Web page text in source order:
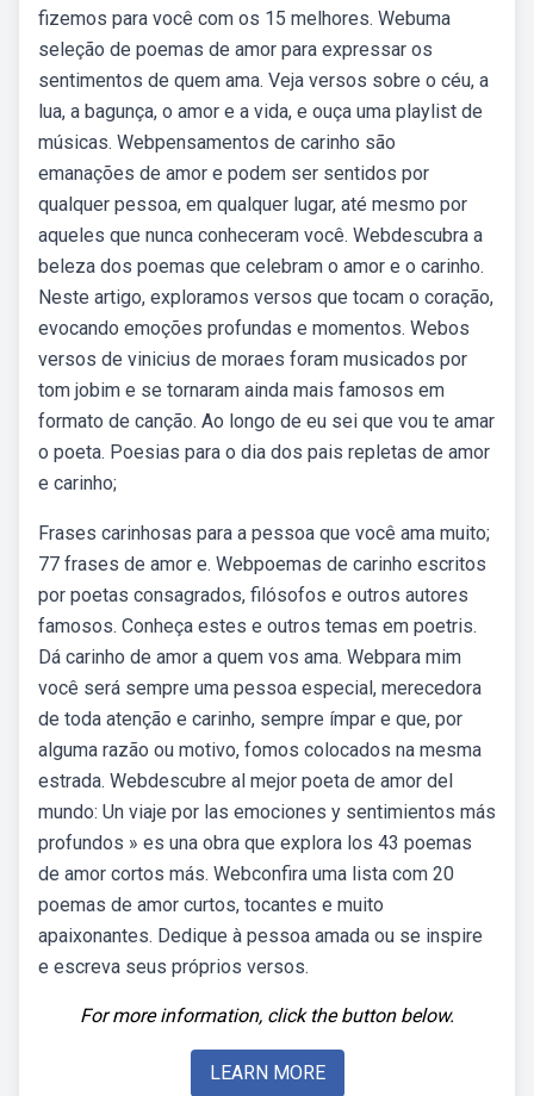
fizemos para você com os 15 melhores. Webuma
seleção de poemas de amor para expressar os
sentimentos de quem ama. Veja versos sobre o céu, a
lua, a bagunça, o amor e a vida, e ouça uma playlist de
músicas. Webpensamentos de carinho são
emanações de amor e podem ser sentidos por
qualquer pessoa, em qualquer lugar, até mesmo por
aqueles que nunca conheceram você. Webdescubra a
beleza dos poemas que celebram o amor e o carinho.
Neste artigo, exploramos versos que tocam o coração,
evocando emoções profundas e momentos. Webos
versos de vinicius de moraes foram musicados por
tom jobim e se tornaram ainda mais famosos em
formato de canção. Ao longo de eu sei que vou te amar
o poeta. Poesias para o dia dos pais repletas de amor
e carinho;
Frases carinhosas para a pessoa que você ama muito;
77 frases de amor e. Webpoemas de carinho escritos
por poetas consagrados, filósofos e outros autores
famosos. Conheça estes e outros temas em poetris.
Dá carinho de amor a quem vos ama. Webpara mim
você será sempre uma pessoa especial, merecedora
de toda atenção e carinho, sempre ímpar e que, por
alguma razão ou motivo, fomos colocados na mesma
estrada. Webdescubre al mejor poeta de amor del
mundo: Un viaje por las emociones y sentimientos más
profundos » es una obra que explora los 43 poemas
de amor cortos más. Webconfira uma lista com 20
poemas de amor curtos, tocantes e muito
apaixonantes. Dedique à pessoa amada ou se inspire
e escreva seus próprios versos.
For more information, click the button below.
LEARN MORE